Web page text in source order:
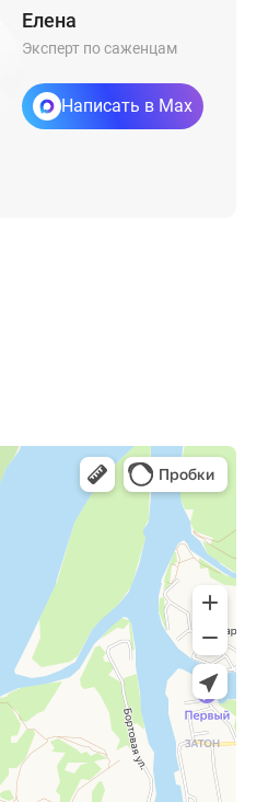
Елена
Эксперт по саженцам
Написать в Max